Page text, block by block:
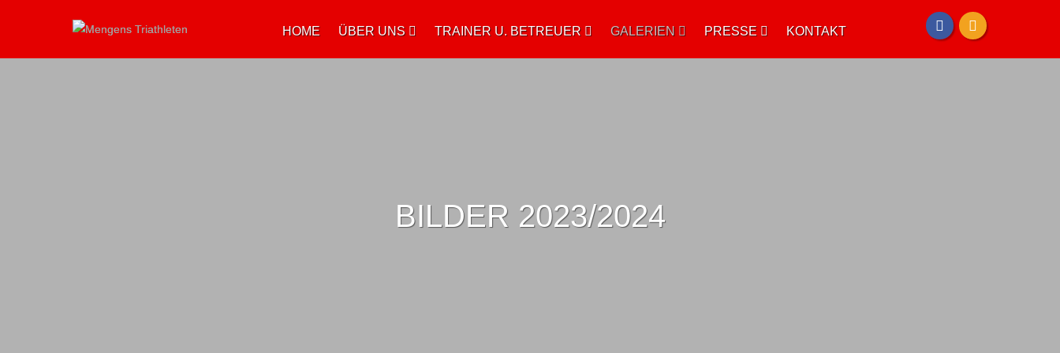
HOME ÜBER UNS TRAINER U. BETREUER GALERIEN PRESSE KONTAKT
BILDER 2023/2024